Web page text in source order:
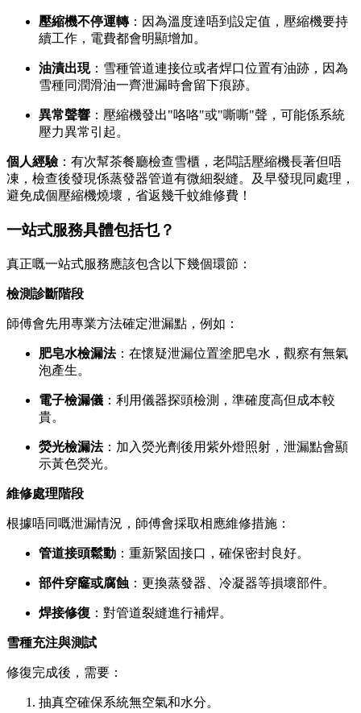
壓縮機不停運轉：因為溫度達唔到設定值，壓縮機要持
續工作，電費都會明顯增加。
油漬出現：雪種管道連接位或者焊口位置有油跡，因為
雪種同潤滑油一齊泄漏時會留下痕跡。
異常聲響 ：壓縮機發出"咯咯"或"嘶嘶"聲，可能係系統
壓力異常引起。
個人經驗：有次幫茶餐廳檢查雪櫃，老闆話壓縮機長著但唔
凍，檢查後發現係蒸發器管道有微細裂縫。及早發現同處理，
避免成個壓縮機燒壞，省返幾千蚊維修費！
一站式服務具體包括乜？
真正嘅一站式服務應該包含以下幾個環節：
檢測診斷階段
師傅會先用專業方法確定泄漏點，例如：
肥皂水檢漏法：在懷疑泄漏位置塗肥皂水，觀察有無氣
泡產生。
電子檢漏儀 ：利用儀器探頭檢測，準確度高但成本較
貴。
熒光檢漏法：加入熒光劑後用紫外燈照射，泄漏點會顯
示黃色熒光。
維修處理階段
根據唔同嘅泄漏情況，師傅會採取相應維修措施：
管道接頭鬆動 ：重新緊固接口，確保密封良好。
部件穿窿或腐蝕 ：更換蒸發器、冷凝器等損壞部件。
焊接修復 ：對管道裂縫進行補焊。
雪種充注與測試
修復完成後，需要：
抽真空確保系統無空氣和水分。